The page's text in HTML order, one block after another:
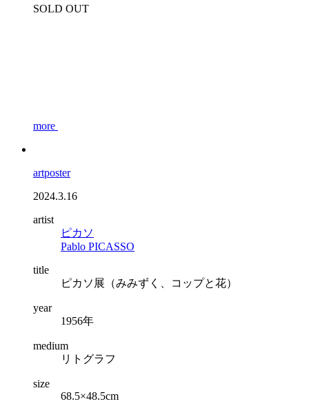
SOLD OUT
more
artposter
2024.3.16
artist
ピカソ
Pablo PICASSO
title
ピカソ展（みみずく、コップと花）
year
1956年
medium
リトグラフ
size
68.5×48.5cm